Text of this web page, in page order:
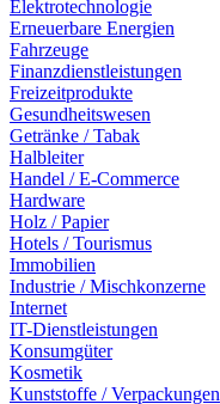
Elektrotechnologie
Erneuerbare Energien
Fahrzeuge
Finanzdienstleistungen
Freizeitprodukte
Gesundheitswesen
Getränke / Tabak
Halbleiter
Handel / E-Commerce
Hardware
Holz / Papier
Hotels / Tourismus
Immobilien
Industrie / Mischkonzerne
Internet
IT-Dienstleistungen
Konsumgüter
Kosmetik
Kunststoffe / Verpackungen